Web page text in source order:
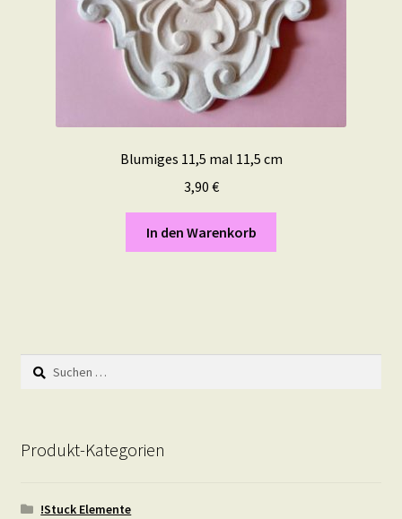
Blumiges 11,5 mal 11,5 cm
3,90 €
In den Warenkorb
Suchen
nach:
Produkt-Kategorien
!Stuck Elemente